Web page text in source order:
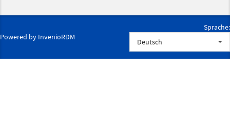
Powered by InvenioRDM
Sprache:
Deutsch